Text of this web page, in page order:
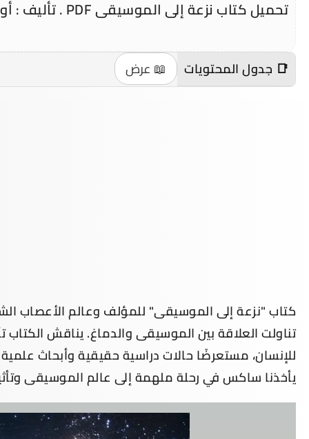
تحميل كتاب نزعة إلى الموسيقى PDF . تأليف : أوليفر ساكس .
📑 جدول المحتويات 📖 عرض
كتاب "نزعة إلى الموسيقى" للمؤلف وعالم الأعصاب
تناولت العلاقة بين الموسيقى والدماغ. يناقش الكتاب
للإنسان، مستعرضًا حالات دراسية حقيقية وأبحاث
يأخذنا ساكس في رحلة ملهمة إلى عالم الموسيقى